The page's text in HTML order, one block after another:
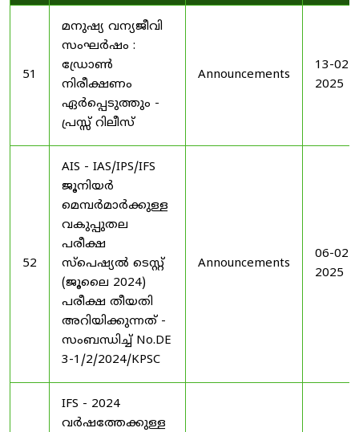
51
മനുഷ്യ വന്യജീവി
സംഘർഷം :
ഡ്രോൺ
നിരീക്ഷണം
ഏർപ്പെടുത്തും -
പ്രസ്സ് റിലീസ്
Announcements
13-02-
2025
52
AIS - IAS/IPS/IFS
ജൂനിയർ
മെമ്പർമാർക്കുള്ള
വകുപ്പുതല
പരീക്ഷ
സ്പെഷ്യൽ ടെസ്റ്റ്
(ജൂലൈ 2024)
പരീക്ഷ തീയതി
അറിയിക്കുന്നത് -
സംബന്ധിച്ച് No.DE
3-1/2/2024/KPSC
Announcements
06-02-
2025
IFS - 2024
വർഷത്തേക്കുള്ള